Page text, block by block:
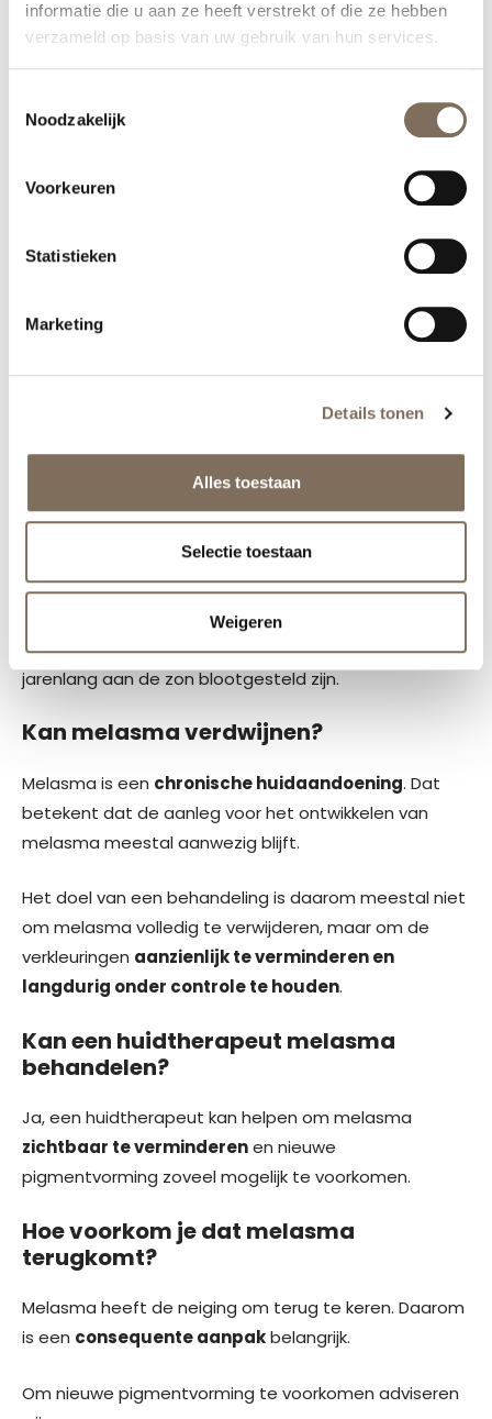
informatie die u aan ze heeft verstrekt of die ze hebben
verzameld op basis van uw gebruik van hun services.
Noodzakelijk
Voorkeuren
Statistieken
Marketing
Details tonen
Alles toestaan
Selectie toestaan
Weigeren
Hoe ontstaat melasma?
Melasma, ook wel zwangerschapsmasker genoemd, is
een veelvoorkomende pigmentstoornis waarbij
ontstaan.
Het exacte ontstaan van melasma is nog onbekend.
zwangerschap, pilgebruik, zonlicht, bepaalde
Wat is het verschil tussen melasma en
ouderdomsvlekken?
symmetrische vorm.
Ouderdomsvlekken zijn vaaklosse, scherp
begrensde vlekkendie ontstaan op plekken die
jarenlang aan de zon blootgesteld zijn.
Kan melasma verdwijnen?
Melasma is een chronische huidaandoening. Dat
betekent dat de aanleg voor het ontwikkelen van
melasma meestal aanwezig blijft.
Het doel van een behandeling is daarom meestal niet
om melasma volledig te verwijderen, maar om de
verkleuringen aanzienlijk te verminderen en
langdurig onder controle te houden.
Kan een huidtherapeut melasma
behandelen?
Ja, een huidtherapeut kan helpen om melasma
zichtbaar te verminderenen nieuwe
pigmentvorming zoveel mogelijk te voorkomen.
Hoe voorkom je dat melasma
terugkomt?
Melasma heeft de neiging om terug te keren. Daarom
is een consequente aanpakbelangrijk.
Om nieuwe pigmentvorming te voorkomen adviseren